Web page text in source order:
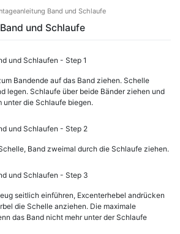
Band und Schlaufe
und Schlaufe
Bandende auf das Band ziehen. Schelle
legen. Schlaufe über beide Bänder ziehen und
unter die Schlaufe biegen.
Band zweimal durch die Schlaufe ziehen.
seitlich einführen, Excenterhebel andrücken
die Schelle anziehen. Die maximale
das Band nicht mehr unter der Schlaufe